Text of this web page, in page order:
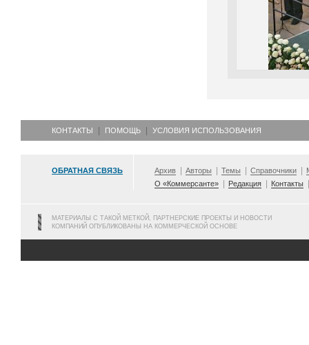
КОНТАКТЫ ПОМОЩЬ УСЛОВИЯ ИСПОЛЬЗОВАНИЯ
ОБРАТНАЯ СВЯЗЬ Архив Авторы Темы Справочники
О «Коммерсанте»
Редакция Контакты
МАТЕРИАЛЫ С ТАКОЙ МЕТКОЙ, ПАРТНЕРСКИЕ ПРОЕКТЫ И НОВОСТИ
КОМПАНИЙ ОПУБЛИКОВАНЫ НА КОММЕРЧЕСКОЙ ОСНОВЕ